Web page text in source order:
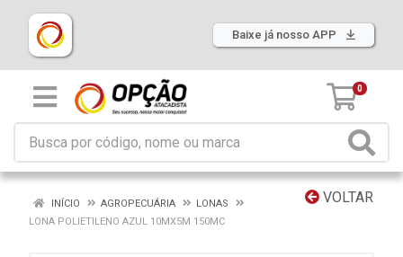
Baixe já nosso APP
0
VOLTAR
INÍCIO AGROPECUÁRIA
LONAS
LONA POLIETILENO AZUL 10MX5M 150MC